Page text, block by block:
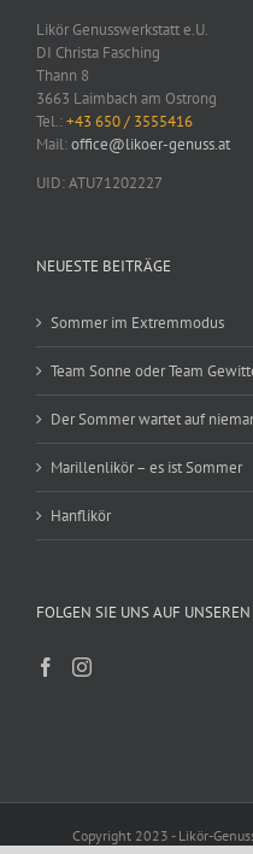
Likör Genusswerkstatt e.U.
DI Christa Fasching
Thann 8
3663 Laimbach am Ostrong
Tel.:+43 650 / 3555416
Mail:office@likoer-genuss.at
UID: ATU71202227
NEUESTE BEITRÄGE
Sommer im Extremmodus
Team Sonne oder Team
Der Sommer wartet auf
Marillenlikör – es ist Sommer
Hanflikör
FOLGEN SIE UNS AUF
Copyright 2023 - Likör-